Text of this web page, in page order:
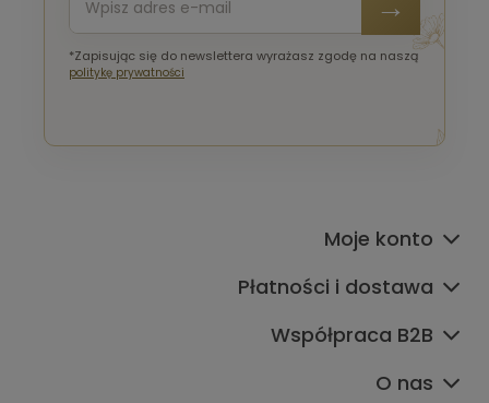
*Zapisując się do newslettera wyrażasz zgodę na naszą
politykę prywatności
Moje konto
Płatności i dostawa
Współpraca B2B
O nas